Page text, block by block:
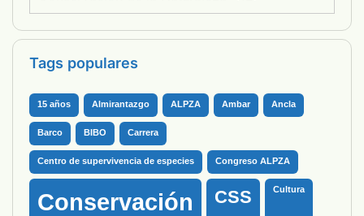
Tags populares
15 años Almirantazgo ALPZA Ambar Ancla
Barco BIBO Carrera
Centro de supervivencia de especies Congreso ALPZA
Conservación CSS Cultura